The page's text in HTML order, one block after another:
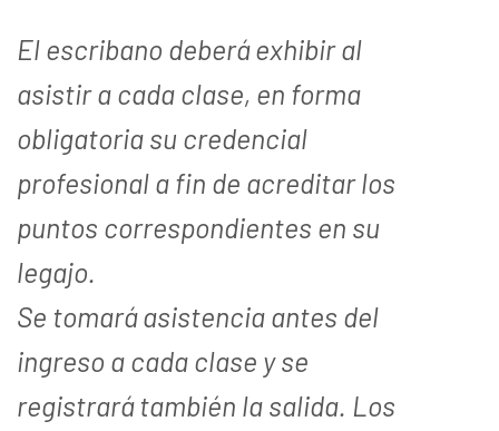
El escribano deberá exhibir al
asistir a cada clase, en forma
obligatoria su credencial
profesional a fin de acreditar los
puntos correspondientes en su
legajo.
Se tomará asistencia antes del
ingreso a cada clase y se
registrará también la salida. Los